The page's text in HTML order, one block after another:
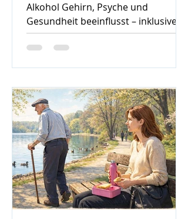
Alkohol Gehirn, Psyche und
Gesundheit beeinflusst – inklusive
Sucht, Craving und Trinkertypen
nach Jellinek.